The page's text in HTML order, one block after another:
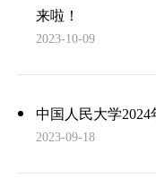
来啦！
2023-10-09
中国人民大学
2023-09-18